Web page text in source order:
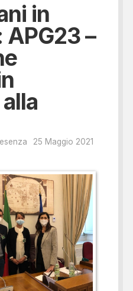
in
–
25 Maggio 2021